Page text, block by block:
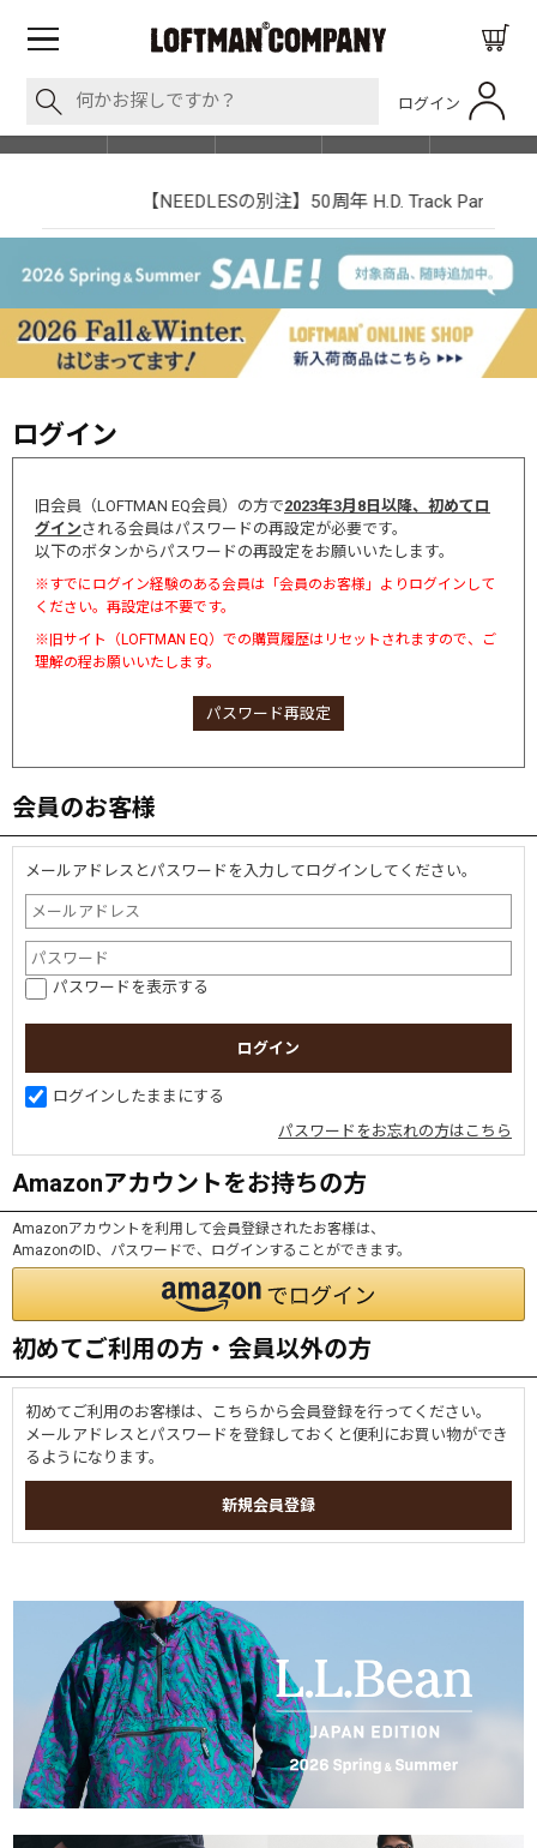
ログイン
SHOP LIST
【NEEDLESの別注】50周年 H.D. Track Pant
ログイン
旧会員（LOFTMAN EQ会員）の方で2023年3月8日以降、初めてロ
グインされる会員はパスワードの再設定が必要です。
以下のボタンからパスワードの再設定をお願いいたします。
※すでにログイン経験のある会員は「会員のお客様」よりログインして
ください。再設定は不要です。
※旧サイト（LOFTMAN EQ）での購買履歴はリセットされますので、ご
理解の程お願いいたします。
パスワード再設定
会員のお客様
メールアドレスとパスワードを入力してログインしてください。
パスワードを表示する
ログインしたままにする
パスワードをお忘れの方はこちら
Amazonアカウントをお持ちの方
Amazonアカウントを利用して会員登録されたお客様は、
AmazonのID、パスワードで、ログインすることができます。
初めてご利用の方・会員以外の方
初めてご利用のお客様は、こちらから会員登録を行ってください。
メールアドレスとパスワードを登録しておくと便利にお買い物ができ
るようになります。